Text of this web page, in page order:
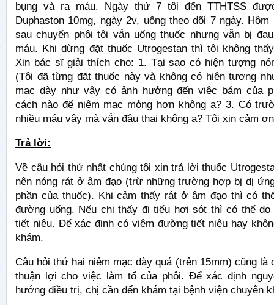
bụng và ra máu. Ngày thứ 7 tôi đến TTHTSS
Duphaston 10mg, ngày 2v, uống theo dõi 7 ngày.
sau chuyển phôi tôi vẫn uống thuốc nhưng vẫn bị
máu. Khi dừng đặt thuốc Utrogestan thì tôi không
Xin bác sĩ giải thích cho: 1. Tại sao có hiện tượng
(Tôi đã từng đặt thuốc này và không có hiện tượng
mạc dày như vậy có ảnh hưởng đến việc bám của
cách nào để niêm mạc mỏng hơn không ạ? 3. Có
nhiều máu vậy mà vẫn đậu thai không a? Tôi xin cảm
Trả lời:
Về câu hỏi thứ nhất chúng tôi xin trả lời thuốc
nên nóng rát ở âm đạo (trừ những trường hợp bị dị
phần của thuốc). Khi cảm thấy rát ở âm đạo thì có
đường uống. Nếu chị thấy đi tiểu hơi sót thì có thể
tiết niệu. Để xác định có viêm đường tiết niệu hay
khám.
Câu hỏi thứ hai niêm mạc dày quá (trên 15mm) cũng là
thuận lợi cho việc làm tổ của phôi. Để xác định
hướng điều trị, chị cần đến khám tại bệnh viện chuyên